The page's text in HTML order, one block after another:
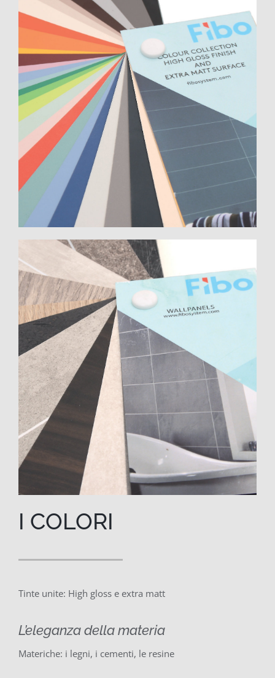
I COLORI
Tinte unite: High gloss e extra matt
L’eleganza della materia
Materiche: i legni, i cementi, le resine